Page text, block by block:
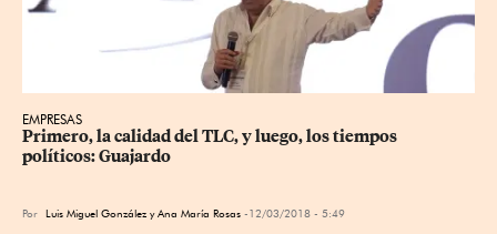
EMPRESAS
Primero, la calidad del TLC, y luego, los tiempos
políticos: Guajardo
Por Luis Miguel González y Ana María Rosas 12/03/2018 - 5:49